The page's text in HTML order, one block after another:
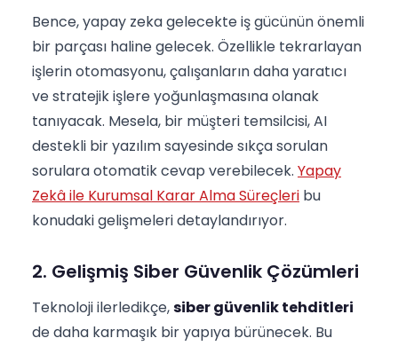
Bence, yapay zeka gelecekte iş gücünün önemli
bir parçası haline gelecek. Özellikle tekrarlayan
işlerin otomasyonu, çalışanların daha yaratıcı
ve stratejik işlere yoğunlaşmasına olanak
tanıyacak. Mesela, bir müşteri temsilcisi, AI
destekli bir yazılım sayesinde sıkça sorulan
sorulara otomatik cevap verebilecek. Yapay
Zekâ ile Kurumsal Karar Alma Süreçleri bu
konudaki gelişmeleri detaylandırıyor.
2. Gelişmiş Siber Güvenlik Çözümleri
Teknoloji ilerledikçe,siber güvenlik tehditleri
de daha karmaşık bir yapıya bürünecek. Bu